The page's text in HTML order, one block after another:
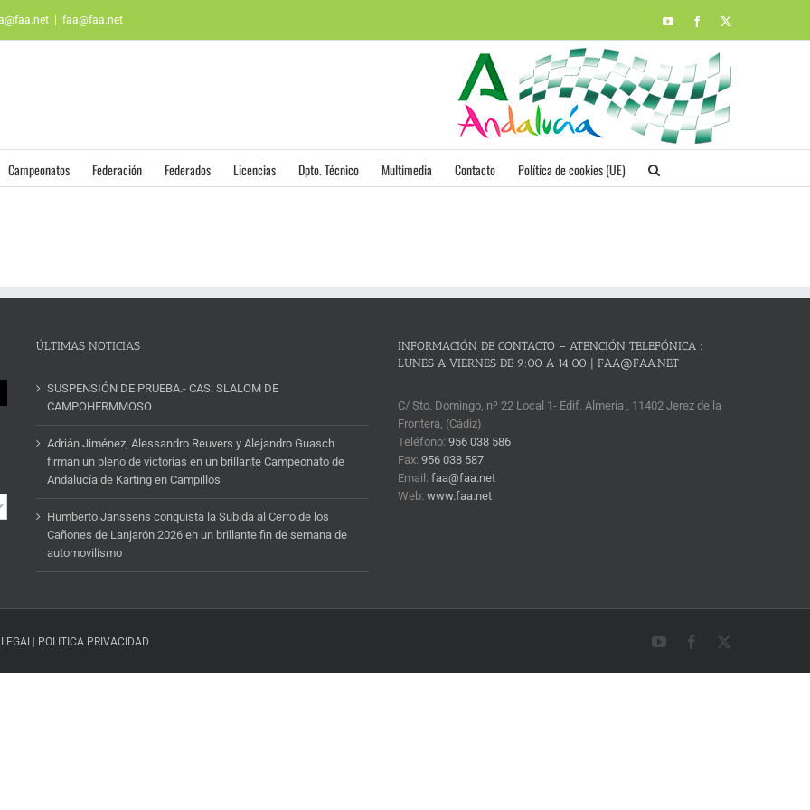
faa@faa.net YouTubeFacebook
Campeonatos Federación Federados Licencias Dpto. Técnico Multimedia Contacto Política de cookies (UE)
ÚLTIMAS NOTICIAS
SUSPENSIÓN DE PRUEBA.- CAS: SLALOM DE
CAMPOHERMMOSO
Adrián Jiménez, Alessandro Reuvers y Alejandro Guasch
firman un pleno de victorias en un brillante Campeonato de
Andalucía de Karting en Campillos
Humberto Janssens conquista la Subida al Cerro de los
Cañones de Lanjarón 2026 en un brillante fin de semana de
automovilismo
INFORMACIÓN DE CONTACTO – ATENCIÓN TELEFÓNICA :
LUNES A VIERNES DE 9:00 A 14:00 | FAA@FAA.NET
C/ Sto. Domingo, nº 22 Local 1- Edif. Almería , 11402 Jerez de la
Frontera, (Cádiz)
Teléfono:956 038 586
Fax:956 038 587
Email:faa@faa.net
Web:www.faa.net
POLITICA PRIVACIDAD YouTubeFacebook